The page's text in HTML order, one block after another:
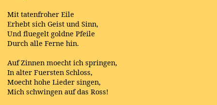
Mit tatenfroher Eile
Erhebt sich Geist und Sinn,
Und fluegelt goldne Pfeile
Durch alle Ferne hin.
Auf Zinnen moecht ich springen,
In alter Fuersten Schloss,
Moecht hohe Lieder singen,
Mich schwingen auf das Ross!